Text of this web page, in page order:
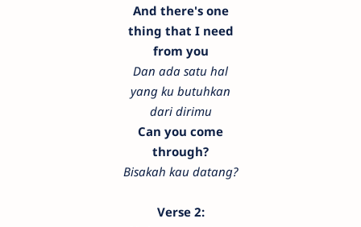
And there's one
thing that I need
from you
Dan ada satu hal
yang ku butuhkan
dari dirimu
Can you come
through?
Bisakah kau datang?
Verse 2: